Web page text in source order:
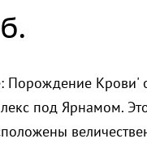
Порождение Крови'
под Ярнамом.